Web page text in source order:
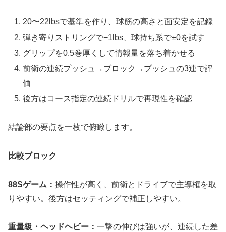
20〜22lbsで基準を作り、球筋の高さと面安定を記録
弾き寄りストリングで−1lbs、球持ち系で±0を試す
グリップを0.5巻厚くして情報量を落ち着かせる
前衛の連続プッシュ→ブロック→プッシュの3連で評
価
後方はコース指定の連続ドリルで再現性を確認
結論部の要点を一枚で俯瞰します。
比較ブロック
88Sゲーム： 操作性が高く、前衛とドライブで主導権を取
りやすい。後方はセッティングで補正しやすい。
重量級・ヘッドヘビー： 一撃の伸びは強いが、連続した差